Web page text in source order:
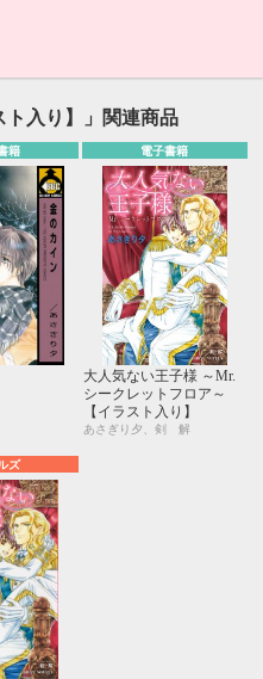
ト入り】」関連商品
籍 電子書籍
大人気ない王子様 ～Mr.
シークレットフロア～
【イラスト入り】
あさぎり夕、剣 解
ズ